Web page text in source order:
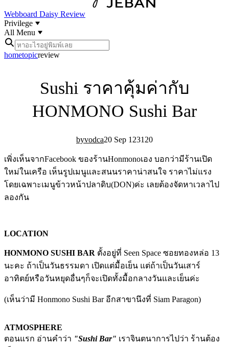
Webboard Daisy Review
Privilege
All Menu
hometopicreview
Sushi ราคาคุ้มค่ากับ
HONMONO Sushi Bar
vodca20 Sep 123120
เพิ่งเห็นจากFacebook ของร้านHonmonoเอง บอกว่ามีร้านเปิด
ใหม่ในเครือ เห็นรูปเมนูและสนนราคาน่าสนใจ ราคาไม่แรง
โดยเฉพาะเมนูข้าวหน้าปลาดิบ(DON)ค่ะ เลยต้องจัดหาเวลาไป
ลองกัน
LOCATION
HONMONO SUSHI BAR ตั้งอยู่ที่ Seen Space ซอยทองหล่อ 13
นะคะ ถ้าเป็นวันธรรมดา เปิดแต่มื้อเย็น แต่ถ้าเป็นวันเสาร์
อาทิตย์หรือวันหยุดอื่นๆก็จะเปิดทั้งมื้อกลางวันและเย็นค่ะ
(เห็นว่ามี Honmono Sushi Bar อีกสาขานึงที่ Siam Paragon)
ATMOSPHERE
ตอนแรก อ่านคำว่า "Sushi Bar" เราจินตนาการไปว่า ร้านต้อง